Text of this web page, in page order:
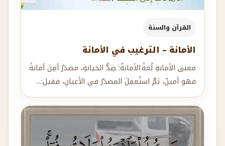
القرآن والسنة
الأمانة – الترغيب في الأمانة
معنى الأمانةِ لُغةً:الأمانةُ: ضِدُّ الخيانةِ، مصدَرُ أمِنَ أمانةً
فهو أمينٌ، ثمَّ استُعمِلَ المصدَرُ في الأعيانِ، فقيل:...